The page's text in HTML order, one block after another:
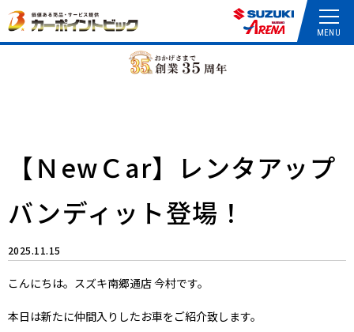
【ＮewＣar】レンタアップ
バンディット登場！
2025.11.15
こんにちは。スズキ南郷通店 今村です。
本日は新たに仲間入りしたお車をご紹介致します。